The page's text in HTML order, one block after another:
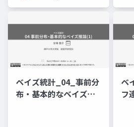
ベイズ統計_04_事前分
布・基本的なベイズ推
ベ
フ